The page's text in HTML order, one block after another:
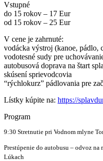
Vstupné
do 15 rokov – 17 Eur
od 15 rokov – 25 Eur
V cene je zahrnuté:
vodácka výstroj (kanoe, pádlo,
vodotesné sudy pre
autobusová doprava na štart
skúsení sprievodcovia
“rýchlokurz” pádlovania pre
Lístky kúpite na: https://
Program
9:30 Stretnutie pri Vodnom mlyne
Prestúpenie do autobusu – odvoz
Lúkach